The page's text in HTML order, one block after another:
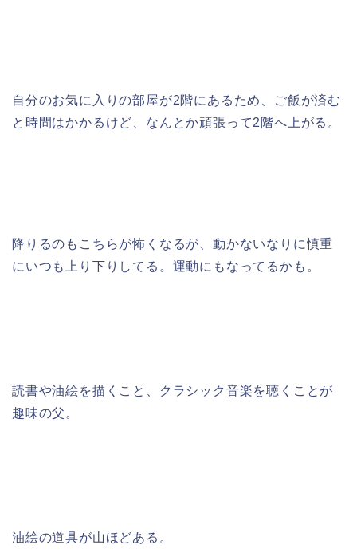
自分のお気に入りの部屋が2階にあるため、ご飯が済む
と時間はかかるけど、なんとか頑張って2階へ上がる。
降りるのもこちらが怖くなるが、動かないなりに慎重
にいつも上り下りしてる。運動にもなってるかも。
読書や油絵を描くこと、クラシック音楽を聴くことが
趣味の父。
油絵の道具が山ほどある。